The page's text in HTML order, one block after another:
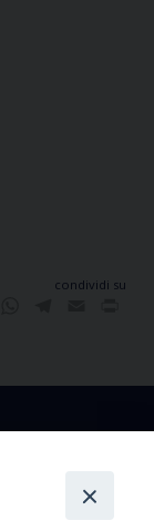
condividi su